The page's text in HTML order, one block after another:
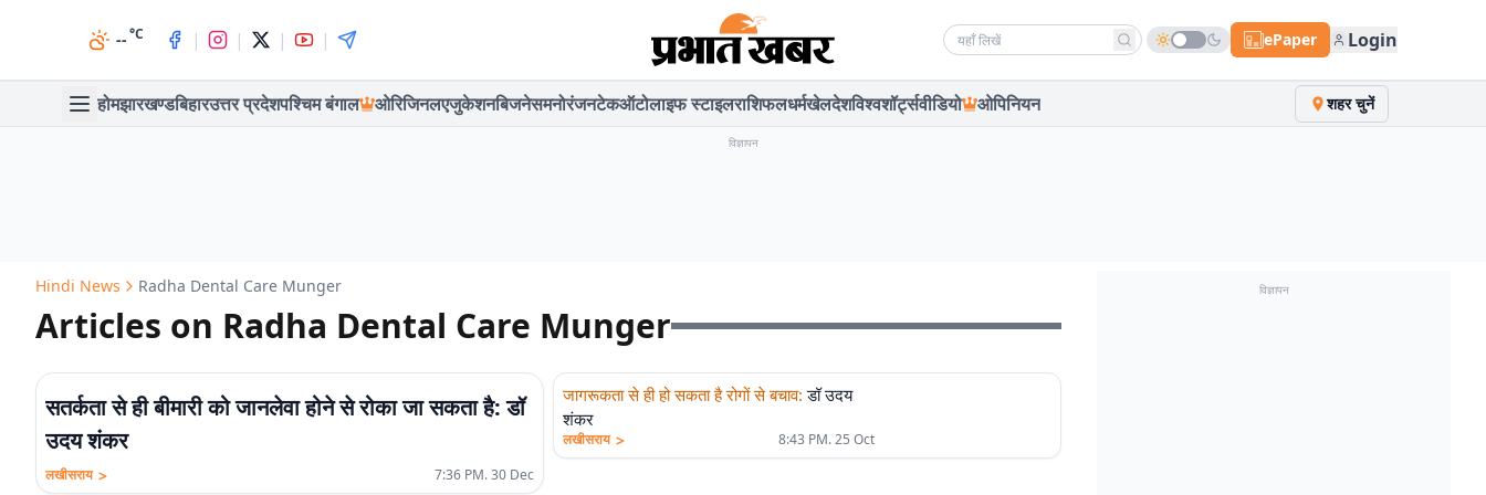
--°C | | | | Search news ePaper Login
होमझारखण्डबिहारउत्तर प्रदेशपश्चिम बंगाल ओरिजिनलएजुकेशनबिजनेसमनोरंजनटेकऑटोलाइफ स्टाइलराशिफलधर्मखेलदेशविश्वशॉर्ट्सवीडियो ओपिनियन शहर चुनें
विज्ञापन
Hindi News Radha Dental Care Munger
Articles on Radha Dental Care Munger
सतर्कता से ही बीमारी को जानलेवा होने से रोका जा सकता है: डॉ
उदय शंकर
लखीसराय > 7:36 PM. 30 Dec
जागरूकता से ही हो सकता है रोगों से बचाव: डॉ उदय
शंकर
लखीसराय > 8:43 PM. 25 Oct
विज्ञापन